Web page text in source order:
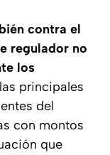
contra el
regulador no
los
principales
del
con montos
que